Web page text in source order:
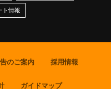
ト情報
のご案内 採用情報
ガイドマップ